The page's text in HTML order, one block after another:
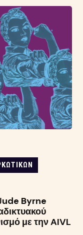
Byrne
με την AIVL